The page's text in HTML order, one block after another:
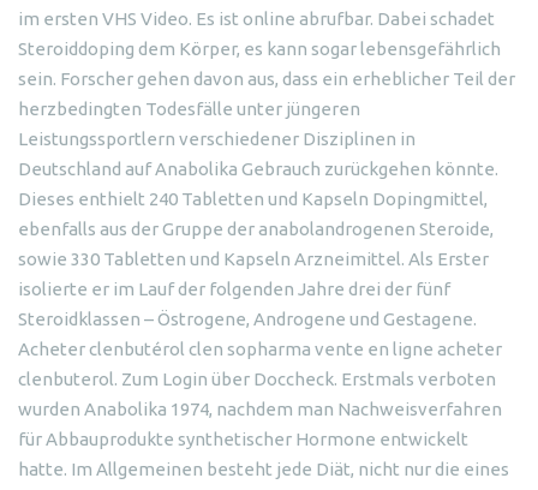
im ersten VHS Video. Es ist online abrufbar. Dabei schadet
Steroiddoping dem Körper, es kann sogar lebensgefährlich
sein. Forscher gehen davon aus, dass ein erheblicher Teil der
herzbedingten Todesfälle unter jüngeren
Leistungssportlern verschiedener Disziplinen in
Deutschland auf Anabolika Gebrauch zurückgehen könnte.
Dieses enthielt 240 Tabletten und Kapseln Dopingmittel,
ebenfalls aus der Gruppe der anabolandrogenen Steroide,
sowie 330 Tabletten und Kapseln Arzneimittel. Als Erster
isolierte er im Lauf der folgenden Jahre drei der fünf
Steroidklassen – Östrogene, Androgene und Gestagene.
Acheter clenbutérol clen sopharma vente en ligne acheter
clenbuterol. Zum Login über Doccheck. Erstmals verboten
wurden Anabolika 1974, nachdem man Nachweisverfahren
für Abbauprodukte synthetischer Hormone entwickelt
hatte. Im Allgemeinen besteht jede Diät, nicht nur die eines